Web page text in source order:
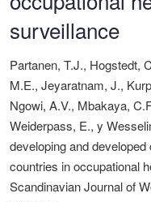
surveillance
Partanen, T.J., Hogstedt,
M.E., Jeyaratnam, J.,
Ngowi, A.V., Mbakaya,
Weiderpass, E., y
developing and
countries in occupational
Scandinavian Journal of